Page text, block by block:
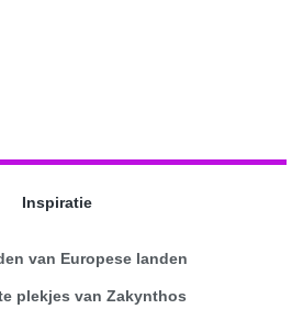
Inspiratie
van Europese landen
plekjes van Zakynthos